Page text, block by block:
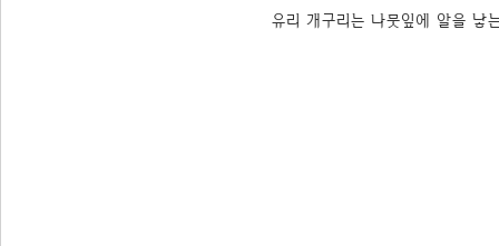
유리 개구리는 나뭇잎에 알을 낳